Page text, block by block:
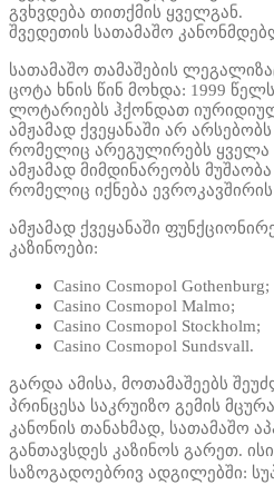
გვხვდება თითქმის ყველგან.
შვედეთის სათამაშო
სათამაშო თამაშების
ცოტა ხნის წინ მოხდა: 1999
ლოტარიებს ჰქონდათ
ამჟამად ქვეყანაში არ
რომელიც არეგულირებს ყველა
ამჟამად მიმდინარეობს
რომელიც იქნება ევროკავშირის
ამჟამად ქვეყანაში
კაზინოები:
Casino Cosmopol
Casino Cosmopol
Casino Cosmopol
Casino Cosmopol Sundsvall.
გარდა ამისა, მოთამაშეებს
პრინცესა საკრუიზო გემის
კანონის თანახმად, სათამაშო
განთავსდეს კაზინოს გარეთ.
საზოგადოებრივ ადგილებში: